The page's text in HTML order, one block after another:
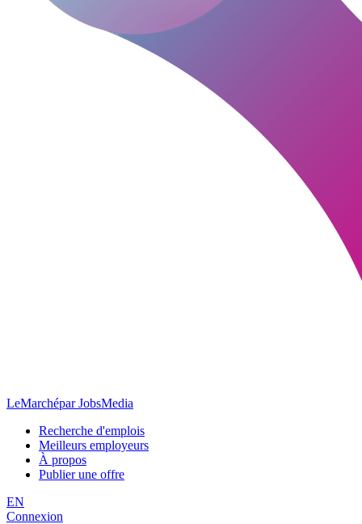
LeMarchépar JobsMedia
Recherche d'emplois
Meilleurs employeurs
À propos
Publier une offre
EN
Connexion